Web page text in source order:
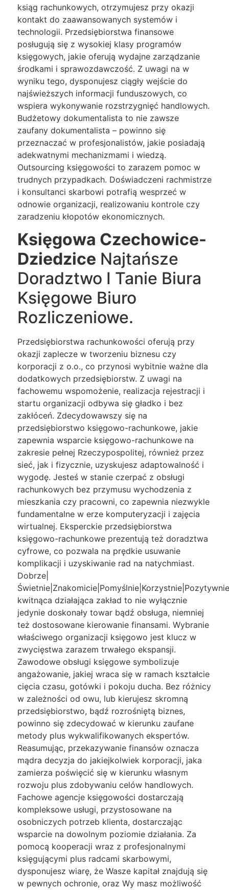
ksiąg rachunkowych, otrzymujesz przy okazji
kontakt do zaawansowanych systemów i
technologii. Przedsiębiorstwa finansowe
posługują się z wysokiej klasy programów
księgowych, jakie oferują wydajne zarządzanie
środkami i sprawozdawczość. Z uwagi na w
wyniku tego, dysponujesz ciągły wejście do
najświeższych informacji funduszowych, co
wspiera wykonywanie rozstrzygnięć handlowych.
Budżetowy dokumentalista to nie zawsze
zaufany dokumentalista – powinno się
przeznaczać w profesjonalistów, jakie posiadają
adekwatnymi mechanizmami i wiedzą.
Outsourcing księgowości to zarazem pomoc w
trudnych przypadkach. Doświadczeni rachmistrze
i konsultanci skarbowi potrafią wesprzeć w
odnowie organizacji, realizowaniu kontrole czy
zaradzeniu kłopotów ekonomicznych.
Księgowa Czechowice-
Dziedzice Najtańsze
Doradztwo I Tanie Biura
Księgowe Biuro
Rozliczeniowe.
Przedsiębiorstwa rachunkowości oferują przy
okazji zaplecze w tworzeniu biznesu czy
korporacji z o.o., co przynosi wybitnie ważne dla
dodatkowych przedsiębiorstw. Z uwagi na
fachowemu wspomożenie, realizacja rejestracji i
startu organizacji odbywa się gładko i bez
zakłóceń. Zdecydowawszy się na
przedsiębiorstwo księgowo-rachunkowe, jakie
zapewnia wsparcie księgowo-rachunkowe na
zakresie pełnej Rzeczypospolitej, również przez
sieć, jak i fizycznie, uzyskujesz adaptowalność i
wygodę. Jesteś w stanie czerpać z obsługi
rachunkowych bez przymusu wychodzenia z
mieszkania czy pracowni, co zapewnia niezwykle
fundamentalne w erze komputeryzacji i zajęcia
wirtualnej. Eksperckie przedsiębiorstwa
księgowo-rachunkowe prezentują też doradztwa
cyfrowe, co pozwala na prędkie usuwanie
komplikacji i uzyskiwanie rad na natychmiast.
Dobrze|
kwitnąca działająca zakład to nie wyłącznie
jedynie doskonały towar bądź obsługa, niemniej
też dostosowane kierowanie finansami. Wybranie
właściwego organizacji księgowo jest klucz w
zwycięstwa zarazem trwałego ekspansji.
Zawodowe obsługi księgowe symbolizuje
angażowanie, jakiej wraca się w ramach kształcie
cięcia czasu, gotówki i pokoju ducha. Bez różnicy
w zależności od owu, lub kierujesz skromną
przedsiębiorstwo, bądź rozrośniętą biznes,
powinno się zdecydować w kierunku zaufane
metody plus wykwalifikowanych ekspertów.
Reasumując, przekazywanie finansów oznacza
mądra decyzja do jakiejkolwiek korporacji, jaka
zamierza poświęcić się w kierunku własnym
rozwoju plus zdobywaniu celów handlowych.
Fachowe agencje księgowości dostarczają
kompleksowe usługi, przystosowane na
osobniczych potrzeb klienta, dostarczając
wsparcie na dowolnym poziomie działania. Za
pomocą kooperacji wraz z profesjonalnymi
księgującymi plus radcami skarbowymi,
dysponujesz wiarę, że Wasze kapitał znajdują się
w pewnych ochronie, oraz Wy masz możliwość